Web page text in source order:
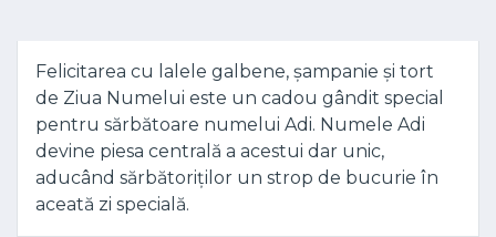
Felicitarea cu lalele galbene, șampanie și tort
de Ziua Numelui este un cadou gândit special
pentru sărbătoare numelui Adi. Numele Adi
devine piesa centrală a acestui dar unic,
aducând sărbătoriților un strop de bucurie în
aceată zi specială.